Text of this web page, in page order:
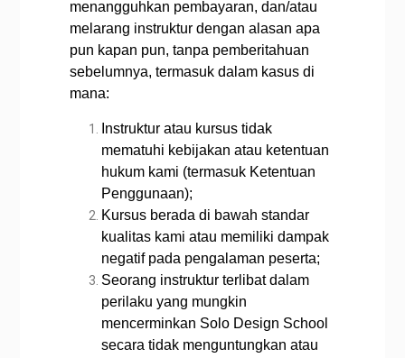
menangguhkan pembayaran, dan/atau
melarang instruktur dengan alasan apa
pun kapan pun, tanpa pemberitahuan
sebelumnya, termasuk dalam kasus di
mana:
Instruktur atau kursus tidak
mematuhi kebijakan atau ketentuan
hukum kami (termasuk Ketentuan
Penggunaan);
Kursus berada di bawah standar
kualitas kami atau memiliki dampak
negatif pada pengalaman peserta;
Seorang instruktur terlibat dalam
perilaku yang mungkin
mencerminkan Solo Design School
secara tidak menguntungkan atau